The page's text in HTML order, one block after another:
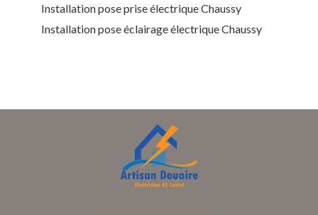
Installation pose prise électrique Chaussy
Installation pose éclairage électrique Chaussy